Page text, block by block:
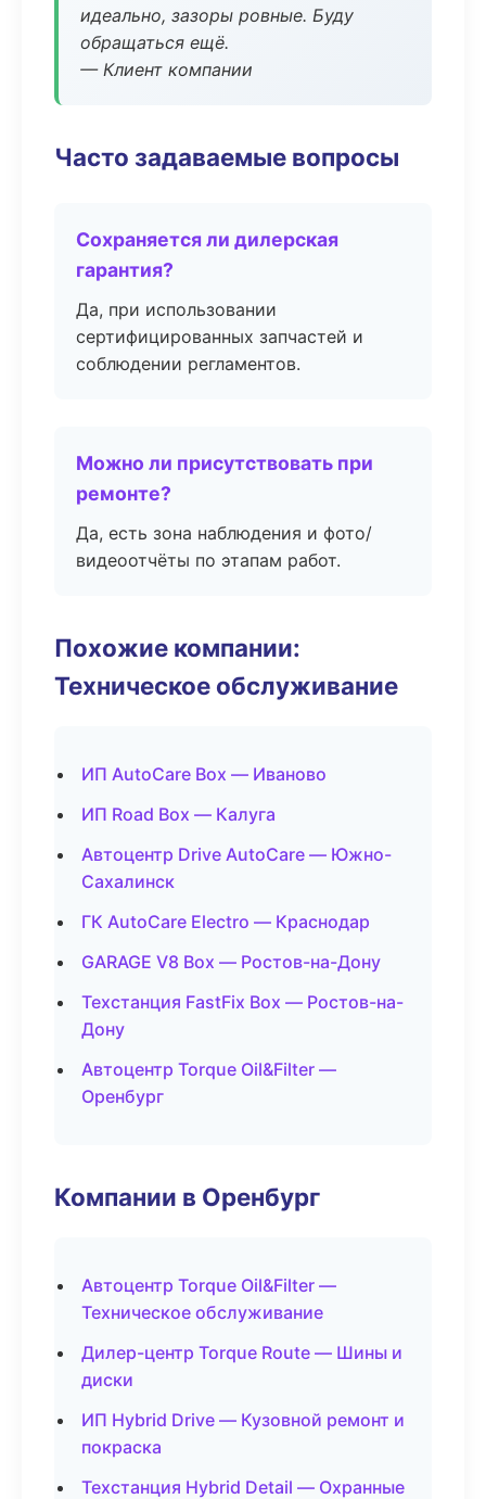
идеально, зазоры ровные. Буду
обращаться ещё.
— Клиент компании
Часто задаваемые вопросы
Сохраняется ли дилерская
гарантия?
Да, при использовании
сертифицированных запчастей и
соблюдении регламентов.
Можно ли присутствовать при
ремонте?
Да, есть зона наблюдения и фото/
видеоотчёты по этапам работ.
Похожие компании:
Техническое обслуживание
ИП AutoCare Box — Иваново
ИП Road Box — Калуга
Автоцентр Drive AutoCare — Южно-
Сахалинск
ГК AutoCare Electro — Краснодар
GARAGE V8 Box — Ростов-на-Дону
Техстанция FastFix Box — Ростов-на-
Дону
Автоцентр Torque Oil&Filter —
Оренбург
Компании в Оренбург
Автоцентр Torque Oil&Filter —
Техническое обслуживание
Дилер-центр Torque Route — Шины и
диски
ИП Hybrid Drive — Кузовной ремонт и
покраска
Техстанция Hybrid Detail — Охранные